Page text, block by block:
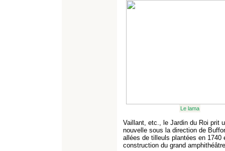
Le lama
Vaillant, etc., le Jardin du Roi prit
nouvelle sous la direction de
allées de tilleuls plantées en 1740
construction du grand